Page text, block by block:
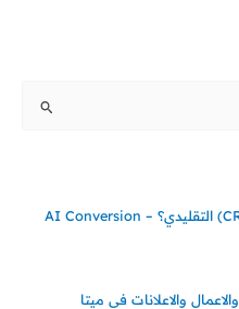
لماذا يفشل تحسين معدل التحويل (CRO) التقليدي؟ – AI Conversion
والاعلانات في ميتا